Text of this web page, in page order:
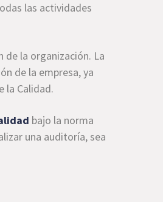
las actividades
de la organización. La
de la empresa, ya
la Calidad.
bajo la norma
una auditoría, sea